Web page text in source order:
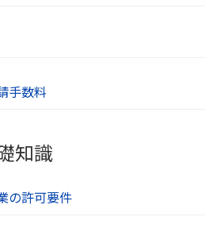
手数料
知識
の許可要件